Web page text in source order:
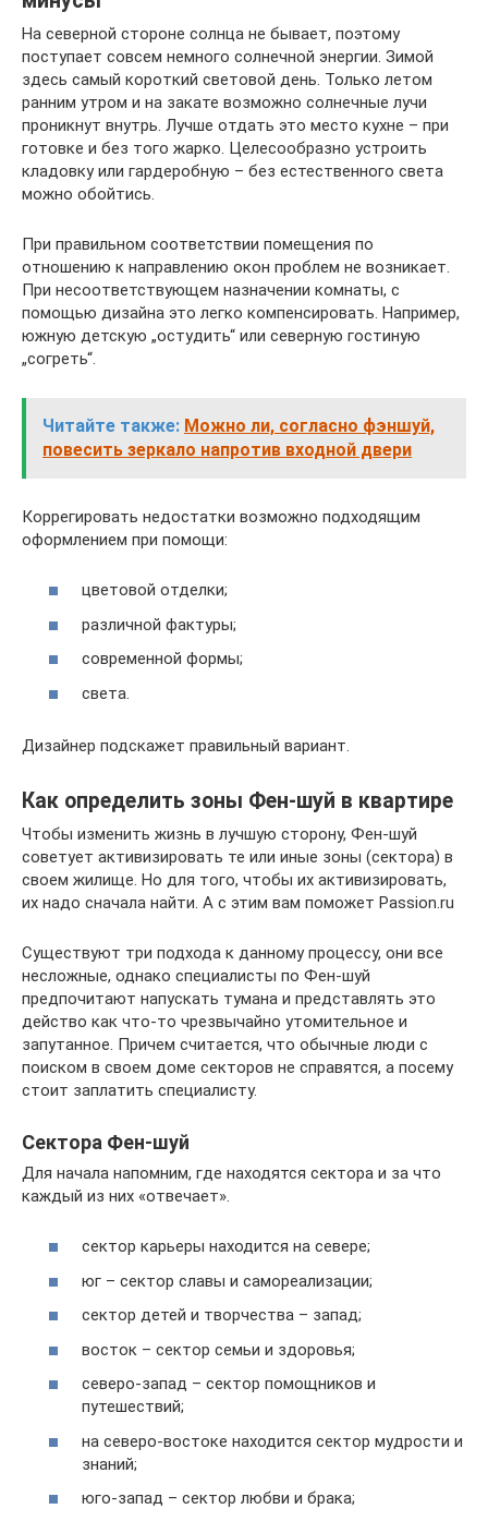
На северной стороне солнца не бывает, поэтому
поступает совсем немного солнечной энергии. Зимой
здесь самый короткий световой день. Только летом
ранним утром и на закате возможно солнечные лучи
проникнут внутрь. Лучше отдать это место кухне – при
готовке и без того жарко. Целесообразно устроить
кладовку или гардеробную – без естественного света
можно обойтись.
При правильном соответствии помещения по
отношению к направлению окон проблем не возникает.
При несоответствующем назначении комнаты, с
помощью дизайна это легко компенсировать. Например,
южную детскую „остудить“ или северную гостиную
„согреть“.
Читайте также: Можно ли, согласно фэншуй,
повесить зеркало напротив входной двери
Коррегировать недостатки возможно подходящим
оформлением при помощи:
цветовой отделки;
различной фактуры;
современной формы;
света.
Дизайнер подскажет правильный вариант.
Как определить зоны Фен-шуй в квартире
Чтобы изменить жизнь в лучшую сторону, Фен-шуй
советует активизировать те или иные зоны (сектора) в
своем жилище. Но для того, чтобы их активизировать,
их надо сначала найти. А с этим вам поможет Passion.ru
Существуют три подхода к данному процессу, они все
несложные, однако специалисты по Фен-шуй
предпочитают напускать тумана и представлять это
действо как что-то чрезвычайно утомительное и
запутанное. Причем считается, что обычные люди с
поиском в своем доме секторов не справятся, а посему
стоит заплатить специалисту.
Сектора Фен-шуй
Для начала напомним, где находятся сектора и за что
каждый из них «отвечает».
сектор карьеры находится на севере;
юг – сектор славы и самореализации;
сектор детей и творчества – запад;
восток – сектор семьи и здоровья;
северо-запад – сектор помощников и
путешествий;
на северо-востоке находится сектор мудрости и
знаний;
юго-запад – сектор любви и брака;